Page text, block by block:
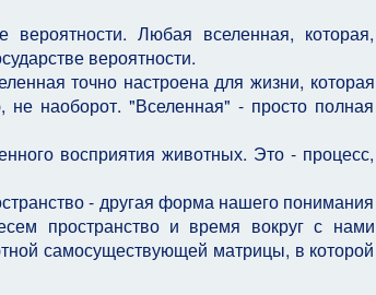
вероятности. Любая вселенная, которая,
вероятности.
точно настроена для жизни, которая
не наоборот. "Вселенная" - просто полная
восприятия животных. Это - процесс,
- другая форма нашего понимания
пространство и время вокруг с нами
самосуществующей матрицы, в которой